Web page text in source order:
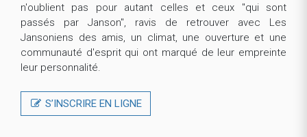
n'oublient pas pour autant celles et ceux "qui sont
passés par Janson", ravis de retrouver avec Les
Jansoniens des amis, un climat, une ouverture et une
communauté d'esprit qui ont marqué de leur empreinte
leur personnalité.
S’INSCRIRE EN LIGNE